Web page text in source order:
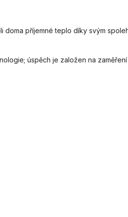
doma příjemné teplo díky svým
úspěch je založen na zaměření